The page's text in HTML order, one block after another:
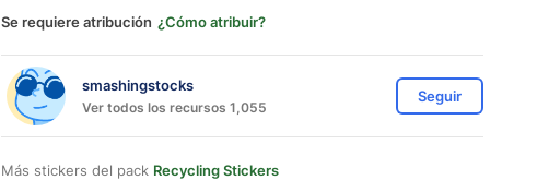
Se requiere atribución ¿Cómo atribuir?
smashingstocks
Ver todos los recursos 1,055
Seguir
Más stickers del pack Recycling Stickers